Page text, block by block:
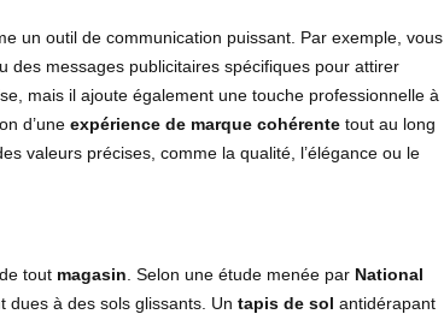
un outil de communication puissant. Par exemple, vous
des messages publicitaires spécifiques pour attirer
mais il ajoute également une touche professionnelle à
d’une expérience de marque cohérente tout au long
valeurs précises, comme la qualité, l’élégance ou le
tout magasin . Selon une étude menée par National
dues à des sols glissants. Un tapis de sol antidérapant